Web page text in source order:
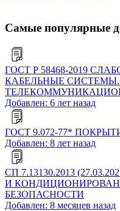
Самые популярные
ГОСТ Р 58468-2019
КАБЕЛЬНЫЕ
Добавлен: 6 лет назад
ГОСТ 9.072-77*
Добавлен: 8 лет назад
СП 7.13130.2013
И
БЕЗОПАСНОСТИ
Добавлен: 8 месяцев назад